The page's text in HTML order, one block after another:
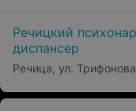
Речицкий
диспансер
Речица, ул.